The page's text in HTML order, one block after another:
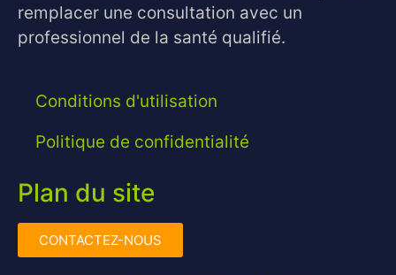
remplacer une consultation avec un
professionnel de la santé qualifié.
Conditions d'utilisation
Politique de confidentialité
Plan du site
CONTACTEZ-NOUS